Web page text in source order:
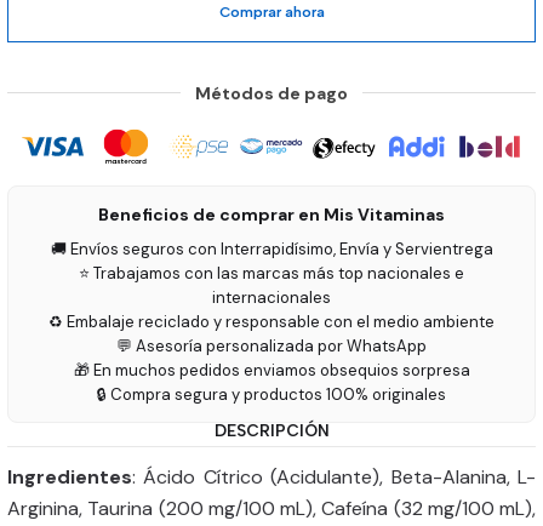
Comprar ahora
Métodos de pago
Beneficios de comprar en Mis Vitaminas
🚚 Envíos seguros con Interrapidísimo, Envía y Servientrega
⭐ Trabajamos con las marcas más top nacionales e
internacionales
♻️ Embalaje reciclado y responsable con el medio ambiente
💬 Asesoría personalizada por WhatsApp
🎁 En muchos pedidos enviamos obsequios sorpresa
🔒 Compra segura y productos 100% originales
DESCRIPCIÓN
Ingredientes: Ácido Cítrico (Acidulante), Beta-Alanina, L-
Arginina, Taurina (200 mg/100 mL), Cafeína (32 mg/100 mL),